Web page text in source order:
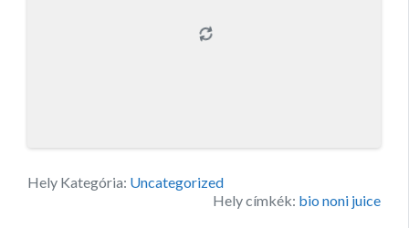
Hely Kategória: Uncategorized
Hely címkék: bio noni juice